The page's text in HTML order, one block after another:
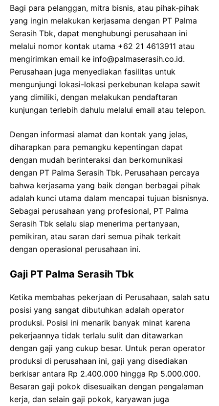
Bagi para pelanggan, mitra bisnis, atau pihak-pihak
yang ingin melakukan kerjasama dengan PT Palma
Serasih Tbk, dapat menghubungi perusahaan ini
melalui nomor kontak utama +62 21 4613911 atau
mengirimkan email ke info@palmaserasih.co.id.
Perusahaan juga menyediakan fasilitas untuk
mengunjungi lokasi-lokasi perkebunan kelapa sawit
yang dimiliki, dengan melakukan pendaftaran
kunjungan terlebih dahulu melalui email atau telepon.
Dengan informasi alamat dan kontak yang jelas,
diharapkan para pemangku kepentingan dapat
dengan mudah berinteraksi dan berkomunikasi
dengan PT Palma Serasih Tbk. Perusahaan percaya
bahwa kerjasama yang baik dengan berbagai pihak
adalah kunci utama dalam mencapai tujuan bisnisnya.
Sebagai perusahaan yang profesional, PT Palma
Serasih Tbk selalu siap menerima pertanyaan,
pemikiran, atau saran dari semua pihak terkait
dengan operasional perusahaan ini.
Gaji PT Palma Serasih Tbk
Ketika membahas pekerjaan di Perusahaan, salah satu
posisi yang sangat dibutuhkan adalah operator
produksi. Posisi ini menarik banyak minat karena
pekerjaannya tidak terlalu sulit dan ditawarkan
dengan gaji yang cukup besar. Untuk peran operator
produksi di perusahaan ini, gaji yang disediakan
berkisar antara Rp 2.400.000 hingga Rp 5.000.000.
Besaran gaji pokok disesuaikan dengan pengalaman
kerja, dan selain gaji pokok, karyawan juga